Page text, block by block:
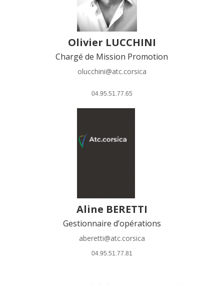
Olivier LUCCHINI
Chargé de Mission Promotion
olucchini@atc.corsica
04.95.51.77.65
Aline BERETTI
Gestionnaire d’opérations
aberetti@atc.corsica
04.95.51.77.81